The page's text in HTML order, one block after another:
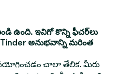
ఉంది. ఇవిగో కొన్ని ఫీచర్‌లు
అనుభవాన్ని మరింత
చాలా తేలిక. మీరు